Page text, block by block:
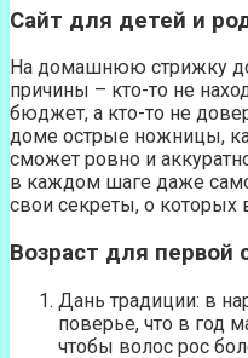
Сайт для детей и
На домашнюю стрижку
причины – кто-то не
бюджет, а кто-то не
доме острые ножницы,
сможет ровно и
в каждом шаге даже
свои секреты, о которых
Возраст для первой
Дань традиции: в
поверье, что в год
чтобы волос рос